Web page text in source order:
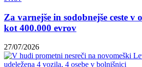
Za varnejše in sodobnejše ceste v
kot 400.000 evrov
27/07/2026